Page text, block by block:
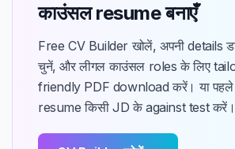
काउंसल resume बनाएँ
Free CV Builder खोलें, अपनी details
चुनें, और लीगल काउंसल roles के लिए
friendly PDF download करें। या पहले
resume किसी JD के against test करें।